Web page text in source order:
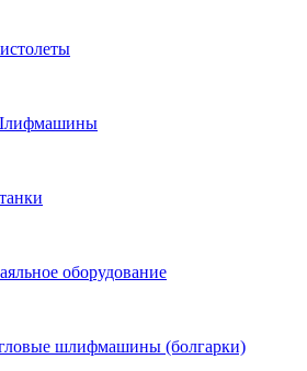
оборудование
шлифмашины (болгарки)